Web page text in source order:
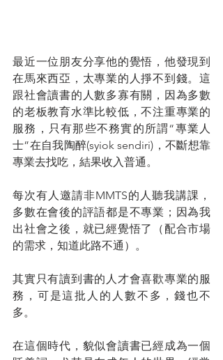
最近一位朋友分享他的覺悟，他發現到
在馬來西亞，太專業的人掙不到錢。這
跟社會讀書的人數多寡有關，因為多數
的老板教育水準比較低，不注重專業的
服務，只有那些不務實的所謂“專業人
士”在自我陶醉(syiok sendiri)，不斷想靠
專業去找吃，結果收入普通。
每次有人邀請非MMTS的人聽我講課，
多數在會後的評語都是不專業；因為我
出社會之後，就已經覺悟了（配合市場
的需求，知道此路不通）。
其實只有讀到書的人才會喜歡專業的服
務，可是這批人的人數不多，錢也不
多。
在這個時代，貌似會讀書已經成為一個